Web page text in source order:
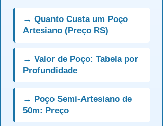
→ Quanto Custa um Poço
Artesiano (Preço RS)
→ Valor de Poço: Tabela por
Profundidade
→ Poço Semi-Artesiano de
50m: Preço